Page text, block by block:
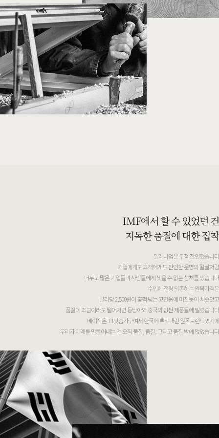
IMF에서 할 수 있었던 건
지독한 품질에 대한 집착
밀레니엄은 무척 잔인했습니다
기업에게도 고객에게도 잔인한 운명의 칼날처럼
너무도 많은 기업들과 사람들에게 씻을 수 없는 상처를 냈습니다
수입에 전량 의존하는 원목가격은
달러당 2,500원이 훌쩍 넘는 고환율에 미친듯이 치솟았고
품질이 조금이라도 떨어지면 동남아와 중국의 값싼 제품들에 밀렸습니다
베이직은 1:1맞춤가구여서 한국에 뿌리내린 원목브랜드였기에
우리가 미래를 만들어내는 건 오직 품질, 품질, 그리고 품질 밖에 없었습니다